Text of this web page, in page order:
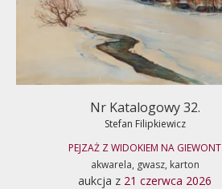
Nr Katalogowy 32.
Stefan Filipkiewicz
PEJZAŻ Z WIDOKIEM NA GIEWONT
akwarela, gwasz, karton
aukcja z 21 czerwca 2026